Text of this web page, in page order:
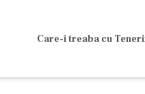
Care-i treaba cu